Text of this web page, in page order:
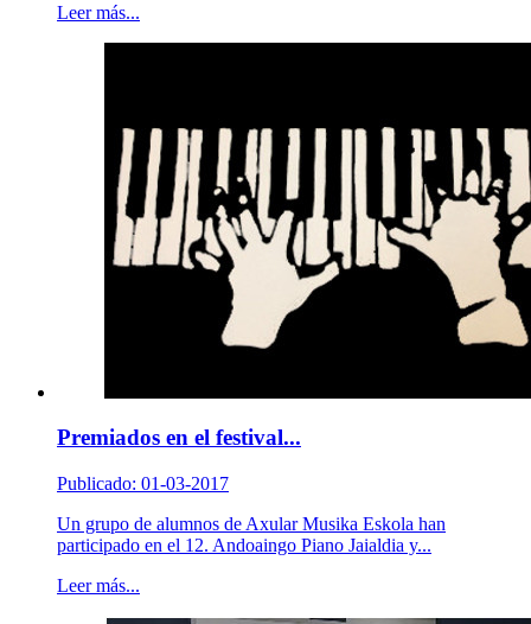
Leer más...
Premiados en el festival...
Publicado: 01-03-2017
Un grupo de alumnos de Axular Musika Eskola han
participado en el 12. Andoaingo Piano Jaialdia y...
Leer más...